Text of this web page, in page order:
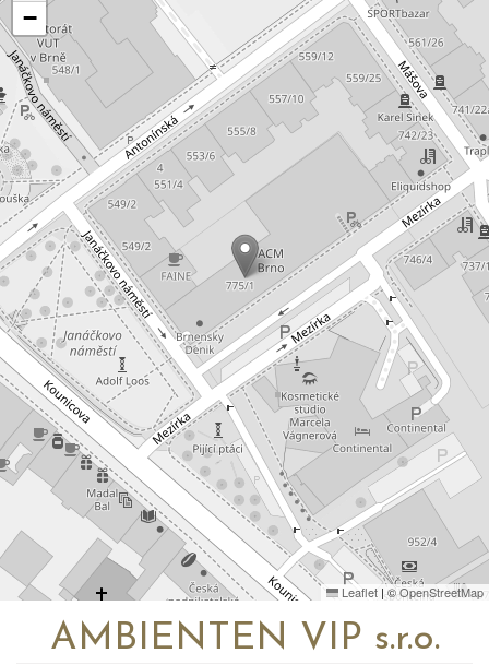
−
Leaflet | ©OpenStreetMap
AMBIENTEN VIP s.r.o.